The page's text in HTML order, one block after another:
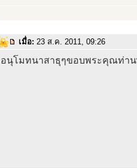
เมื่อ: 23 ส.ค. 2011, 09:26
อนุโมทนาสาธุๆขอบพระคุณท่าน